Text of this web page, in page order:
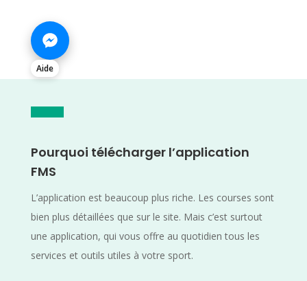
Aide
Pourquoi télécharger l’application
FMS
L’application est beaucoup plus riche. Les courses sont
bien plus détaillées que sur le site. Mais c’est surtout
une application, qui vous offre au quotidien tous les
services et outils utiles à votre sport.